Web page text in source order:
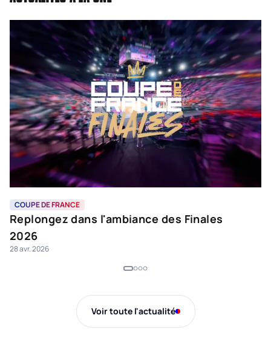
COUPE DE FRANCE
Replongez dans l'ambiance des Finales
2026
28 avr. 2026
Voir toute l'actualité